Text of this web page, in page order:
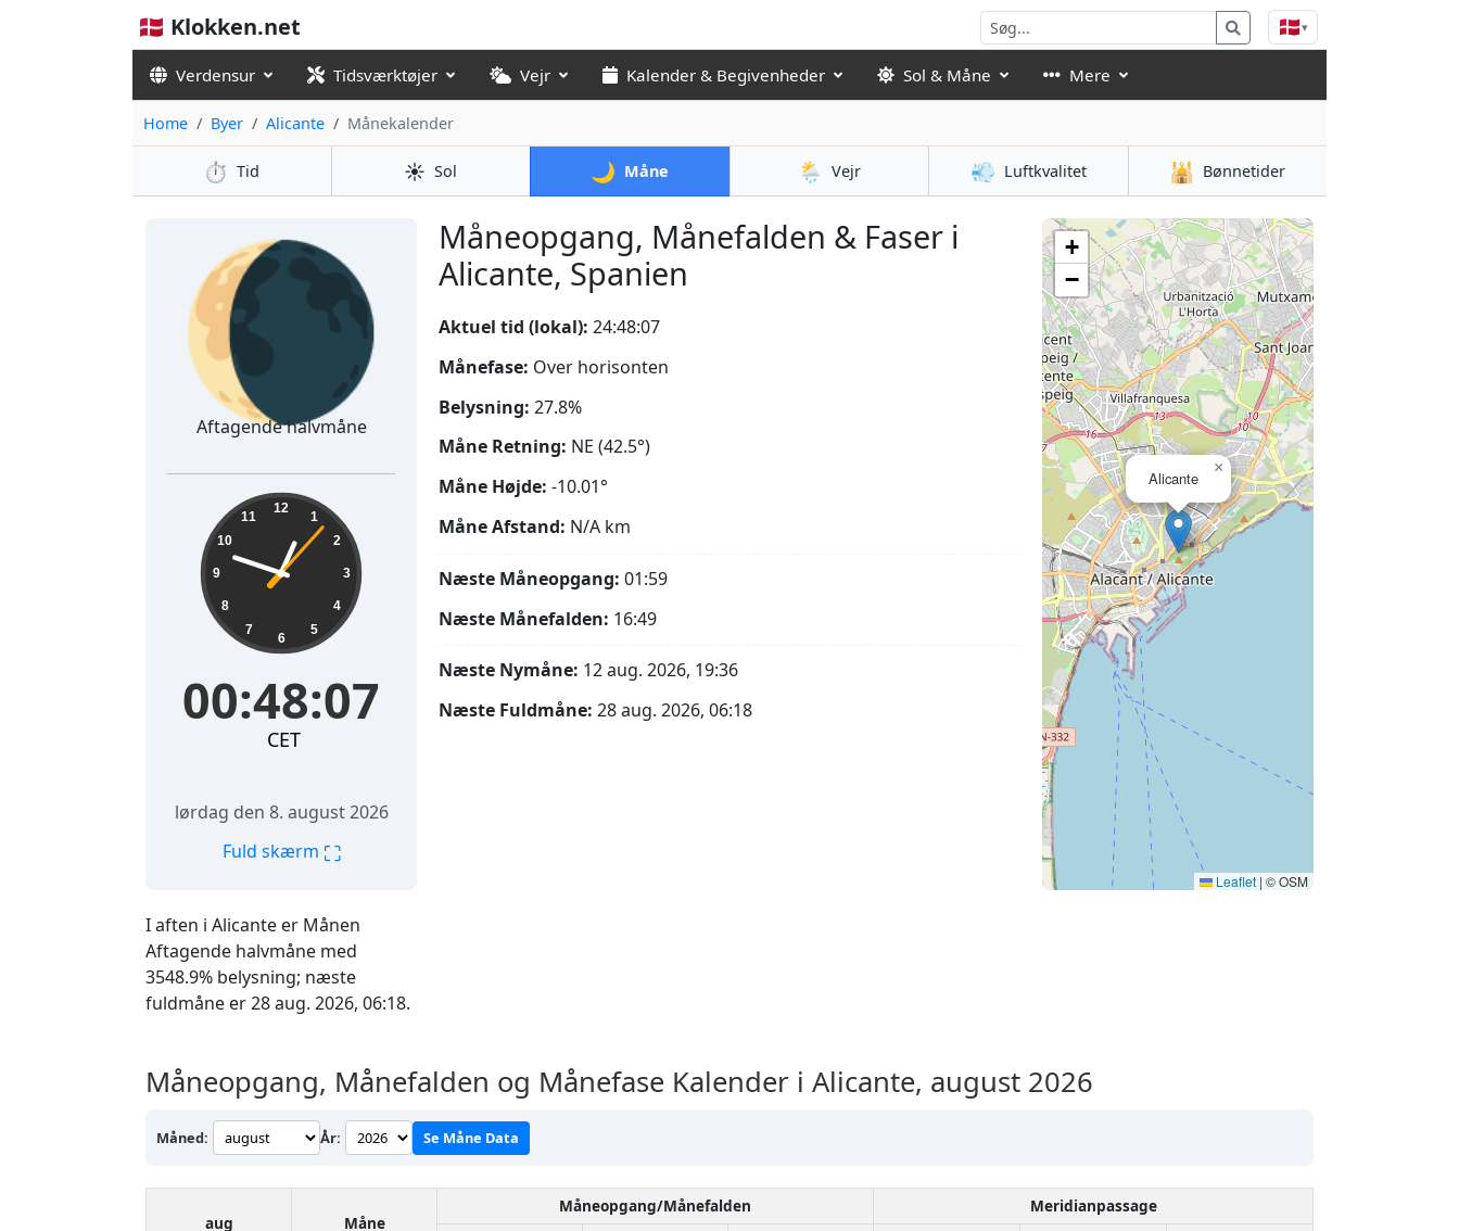
🇩🇰 Klokken.net 🇩🇰▾
Verdensur Tidsværktøjer Vejr Kalender & Begivenheder Sol & Måne Mere
Home Byer Alicante Månekalender
⏱️ Tid ☀️ Sol 🌙 Måne 🌦️ Vejr 💨 Luftkvalitet 🕌 Bønnetider
Måneopgang, Månefalden & Faser i
Alicante, Spanien
I aften i Alicante er Månen
Aftagende halvmåne med
3548.9% belysning; næste
fuldmåne er 28 aug. 2026, 06:18.
🌘
Aftagende halvmåne
00:48:08 12
1
2
3
4
5
6
7
8
9
10
11
00:48:08
CET
lørdag den 8. august 2026
Fuld skærm ⛶
Aktuel tid (lokal): 24:48:08
Månefase: Over horisonten
Belysning: 27.8%
Måne Retning: NE (42.5°)
Måne Højde: -10.01°
Måne Afstand: N/A km
Næste Måneopgang: 01:59
Næste Månefalden: 16:49
Næste Nymåne: 12 aug. 2026, 19:36
Næste Fuldmåne: 28 aug. 2026, 06:18
Alicante
×
+
−
Leaflet | © OSM
Måneopgang, Månefalden og Månefase Kalender i Alicante, august 2026
Måned: År: Se Måne Data
aug Måne
Måneopgang/Månefalden
Meridianpassage